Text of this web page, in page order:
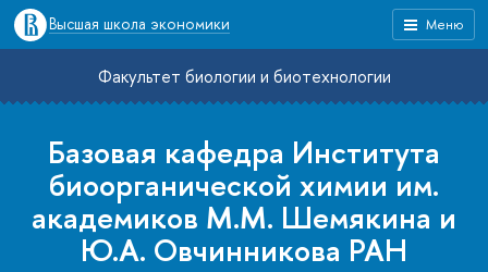
Меню
Высшая школа экономики
Факультет биологии и биотехнологии
Базовая кафедра Института
биоорганической химии им.
академиков М.М. Шемякина и
Ю.А. Овчинникова РАН